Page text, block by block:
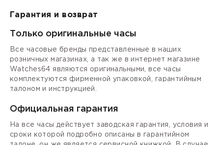
Гарантия и возврат
Только оригинальные часы
Все часовые бренды представленные в наших
розничных магазинах, а так же в интернет магазине
Watches64 являются оригинальными, все часы
комплектуются фирменной упаковкой, гарантийным
талоном и инструкцией.
Официальная гарантия
На все часы действует заводская гарантия, условия и
сроки которой подробно описаны в гарантийном